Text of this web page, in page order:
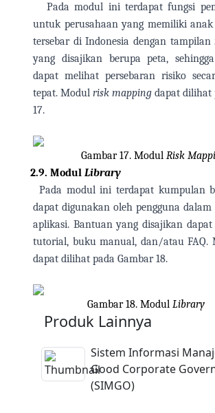
Pada modul ini terdapat fungsi
untuk perusahaan yang memiliki anak
tersebar di Indonesia dengan tampilan
yang disajikan berupa peta,
dapat melihat persebaran risiko
tepat. Modul risk mapping dapat dilihat
17.
Gambar 17. Modul Risk
2.9. Modul Library
Pada modul ini terdapat kumpulan
dapat digunakan oleh pengguna
aplikasi. Bantuan yang disajikan dapat
tutorial, buku manual, dan/atau FAQ.
dapat dilihat pada Gambar 18.
Gambar 18. Modul Library
Produk Lainnya
Sistem Informasi
Good Corporate
(SIMGO)